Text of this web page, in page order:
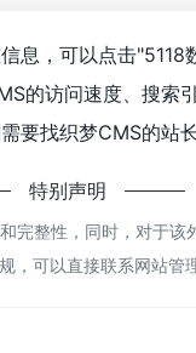
息，可以点击"5118
的访问速度、搜索
找织梦CMS的站
特别声明
整性，同时，对于
可以直接联系网站管